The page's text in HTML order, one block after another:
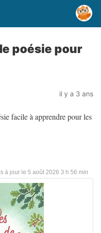
poésie pour
il y a 3 ans
facile à apprendre pour les
5 août 2026 3 h 56 min